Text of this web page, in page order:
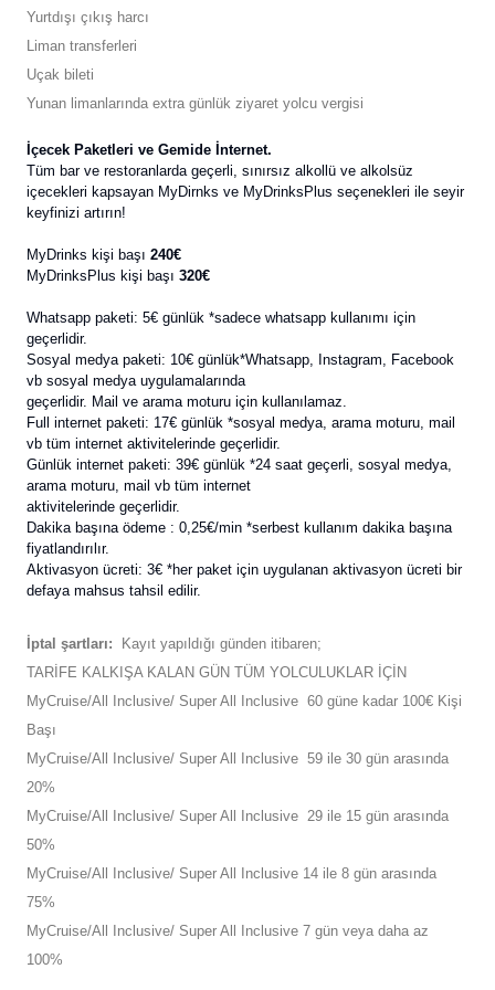
Yurtdışı çıkış harcı
Liman transferleri
Uçak bileti
Yunan limanlarında extra günlük ziyaret yolcu vergisi
İçecek Paketleri ve Gemide İnternet.
Tüm bar ve restoranlarda geçerli, sınırsız alkollü ve alkolsüz
içecekleri kapsayan MyDirnks ve MyDrinksPlus seçenekleri ile seyir
keyfinizi artırın!
MyDrinks kişi başı 240€
MyDrinksPlus kişi başı 320€
Whatsapp paketi: 5€ günlük *sadece whatsapp kullanımı için
geçerlidir.
Sosyal medya paketi: 10€ günlük*Whatsapp, Instagram, Facebook
vb sosyal medya uygulamalarında
geçerlidir. Mail ve arama moturu için kullanılamaz.
Full internet paketi: 17€ günlük *sosyal medya, arama moturu, mail
vb tüm internet aktivitelerinde geçerlidir.
Günlük internet paketi: 39€ günlük *24 saat geçerli, sosyal medya,
arama moturu, mail vb tüm internet
aktivitelerinde geçerlidir.
Dakika başına ödeme : 0,25€/min *serbest kullanım dakika başına
fiyatlandırılır.
Aktivasyon ücreti: 3€ *her paket için uygulanan aktivasyon ücreti bir
defaya mahsus tahsil edilir.
İptal şartları:
Kayıt yapıldığı günden itibaren;
TARİFE KALKIŞA KALAN GÜN TÜM YOLCULUKLAR İÇİN
MyCruise/All Inclusive/ Super All Inclusive 60 güne kadar 100€ Kişi
Başı
MyCruise/All Inclusive/ Super All Inclusive 59 ile 30 gün arasında
20%
MyCruise/All Inclusive/ Super All Inclusive 29 ile 15 gün arasında
50%
MyCruise/All Inclusive/ Super All Inclusive 14 ile 8 gün arasında
75%
MyCruise/All Inclusive/ Super All Inclusive 7 gün veya daha az
100%